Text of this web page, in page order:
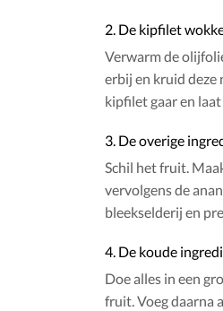
2. De kipfilet
Verwarm de
erbij en kruid deze
kipfilet gaar en
3. De overige
Schil het fruit.
vervolgens de
bleekselderij en
4. De koude
Doe alles in een
fruit. Voeg daarna